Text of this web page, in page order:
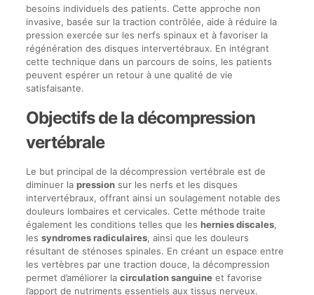
besoins individuels des patients. Cette approche non
invasive, basée sur la traction contrôlée, aide à réduire la
pression exercée sur les nerfs spinaux et à favoriser la
régénération des disques intervertébraux. En intégrant
cette technique dans un parcours de soins, les patients
peuvent espérer un retour à une qualité de vie
satisfaisante.
Objectifs de la décompression
vertébrale
Le but principal de la décompression vertébrale est de
diminuer la pressionsur les nerfs et les disques
intervertébraux, offrant ainsi un soulagement notable des
douleurs lombaires et cervicales. Cette méthode traite
également les conditions telles que les hernies discales,
les syndromes radiculaires, ainsi que les douleurs
résultant de sténoses spinales. En créant un espace entre
les vertèbres par une traction douce, la décompression
permet d’améliorer la circulation sanguineet favorise
l’apport de nutriments essentiels aux tissus nerveux.